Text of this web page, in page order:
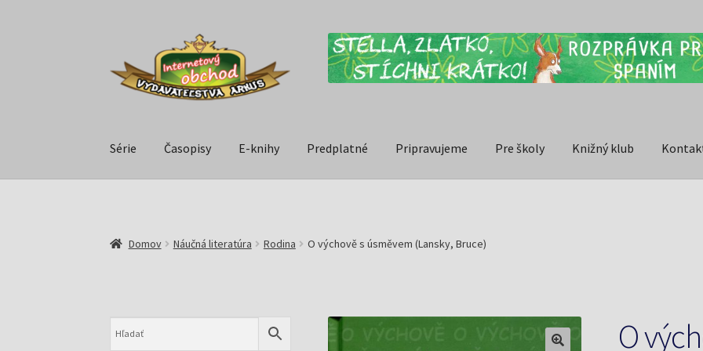
Série Časopisy E-knihy Predplatné Pripravujeme Pre školy Knižný klub
Domov Náučná literatúra Rodina O výchově s úsměvem (Lansky, Bruce)
O